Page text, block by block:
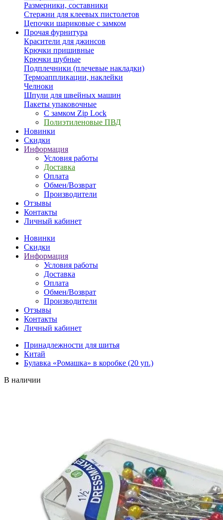
Размерники, составники
Стержни для клеевых пистолетов
Цепочки шариковые с замком
Прочая фурнитура
Красители для джинсов
Крючки пришивные
Крючки шубные
Подплечники (плечевые накладки)
Термоаппликации, наклейки
Челноки
Шпули для швейных машин
Пакеты упаковочные
С замком Zip Lock
Полиэтиленовые ПВД
Новинки
Скидки
Информация
Условия работы
Доставка
Оплата
Обмен/Возврат
Производители
Отзывы
Контакты
Личный кабинет
Новинки
Скидки
Информация
Условия работы
Доставка
Оплата
Обмен/Возврат
Производители
Отзывы
Контакты
Личный кабинет
Принадлежности для шитья
Китай
Булавка «Ромашка» в коробке (20 уп.)
В наличии